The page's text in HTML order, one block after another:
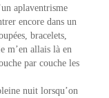
aplaventrisme
encore dans un
bracelets,
m’en allais là en
par couche les
nuit lorsqu’on